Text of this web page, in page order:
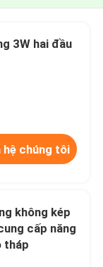
3W hai đầu
hệ chúng tôi
không kép
cấp năng
tháp